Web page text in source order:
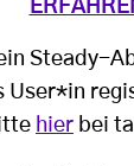
Steady-
User*in
hier bei